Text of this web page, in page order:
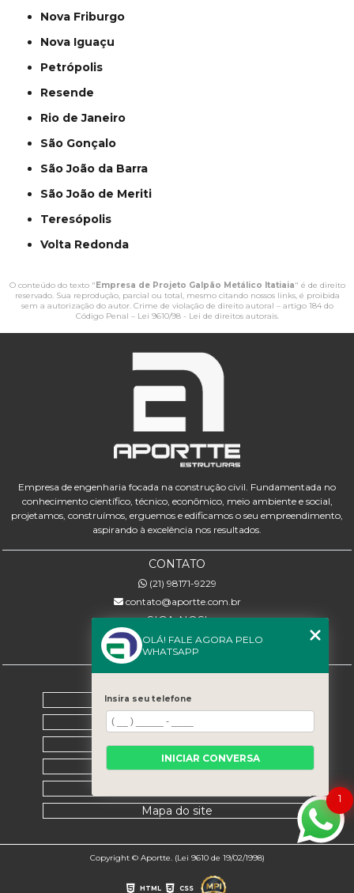
Nova Friburgo
Nova Iguaçu
Petrópolis
Resende
Rio de Janeiro
São Gonçalo
São João da Barra
São João de Meriti
Teresópolis
Volta Redonda
O conteúdo do texto " Empresa de Projeto Galpão Metálico Itatiaia" é de direito
reservado. Sua reprodução, parcial ou total, mesmo citando nossos links, é proibida
sem a autorização do autor. Crime de violação de direito autoral – artigo 184 do
Código Penal – Lei 9610/98 - Lei de direitos autorais.
Empresa de engenharia focada na construção civil. Fundamentada no
conhecimento científico, técnico, econômico, meio ambiente e social,
projetamos, construímos, erguemos e edificamos o seu empreendimento,
aspirando à excelência nos resultados.
CONTATO
(21) 98171-9229
contato@aportte.com.br
SIGA-NOS!
Home
Sobre nós
Serviços
Contato
Mapa do site
Copyright © Aportte. (Lei 9610 de 19/02/1998)
HTML CSS
1
OLÁ! FALE AGORA PELO
WHATSAPP
Insira seu telefone
INICIAR CONVERSA